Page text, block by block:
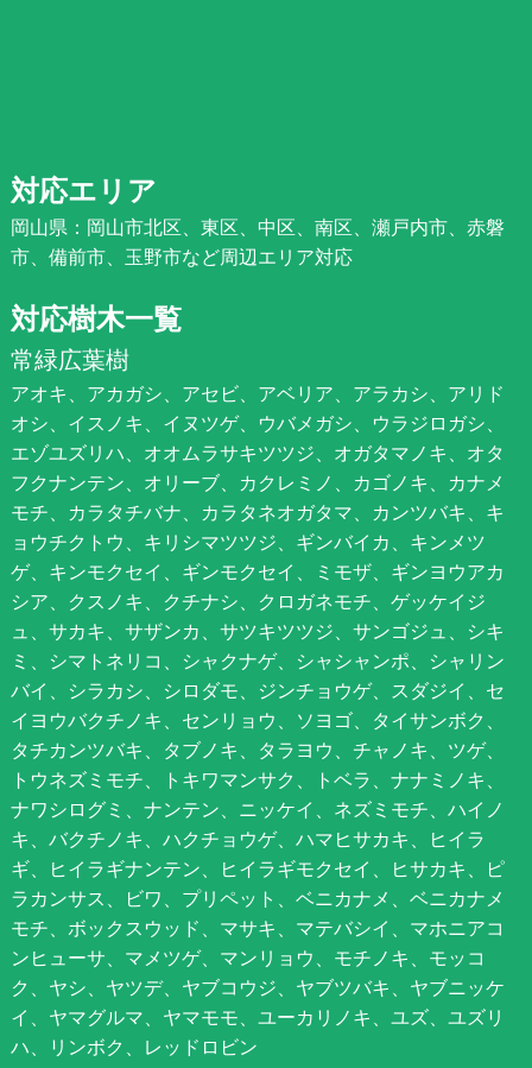
対応エリア
岡山県：岡山市北区、東区、中区、南区、瀬戸内市、赤磐
市、備前市、玉野市など周辺エリア対応
対応樹木一覧
常緑広葉樹
アオキ、アカガシ、アセビ、アベリア、アラカシ、アリド
オシ、イスノキ、イヌツゲ、ウバメガシ、ウラジロガシ、
エゾユズリハ、オオムラサキツツジ、オガタマノキ、オタ
フクナンテン、オリーブ、カクレミノ、カゴノキ、カナメ
モチ、カラタチバナ、カラタネオガタマ、カンツバキ、キ
ョウチクトウ、キリシマツツジ、ギンバイカ、キンメツ
ゲ、キンモクセイ、ギンモクセイ、ミモザ、ギンヨウアカ
シア、クスノキ、クチナシ、クロガネモチ、ゲッケイジ
ュ、サカキ、サザンカ、サツキツツジ、サンゴジュ、シキ
ミ、シマトネリコ、シャクナゲ、シャシャンポ、シャリン
バイ、シラカシ、シロダモ、ジンチョウゲ、スダジイ、セ
イヨウバクチノキ、センリョウ、ソヨゴ、タイサンボク、
タチカンツバキ、タブノキ、タラヨウ、チャノキ、ツゲ、
トウネズミモチ、トキワマンサク、トベラ、ナナミノキ、
ナワシログミ、ナンテン、ニッケイ、ネズミモチ、ハイノ
キ、バクチノキ、ハクチョウゲ、ハマヒサカキ、ヒイラ
ギ、ヒイラギナンテン、ヒイラギモクセイ、ヒサカキ、ピ
ラカンサス、ビワ、プリペット、ベニカナメ、ベニカナメ
モチ、ボックスウッド、マサキ、マテバシイ、マホニアコ
ンヒューサ、マメツゲ、マンリョウ、モチノキ、モッコ
ク、ヤシ、ヤツデ、ヤブコウジ、ヤブツバキ、ヤブニッケ
イ、ヤマグルマ、ヤマモモ、ユーカリノキ、ユズ、ユズリ
ハ、リンボク、レッドロビン